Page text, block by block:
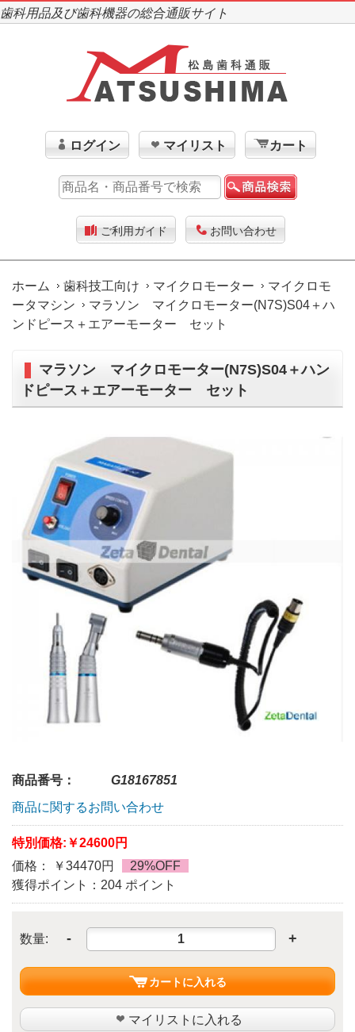
歯科用品及び歯科機器の総合通販サイト
ログイン マイリスト カート
ご利用ガイド お問い合わせ
ホーム 歯科技工向け マイクロモーター
マイクロモ
ータマシン
マラソン マイクロモーター(N7S)S04＋ハ
ンドピース＋エアーモーター セット
マラソン マイクロモーター(N7S)S04＋ハン
ドピース＋エアーモーター セット
商品番号：
G18167851
商品に関するお問い合わせ
特別価格: ￥24600円
価格： ￥34470円
29%OFF
獲得ポイント：204 ポイント
数量: - +
カートに入れる
マイリストに入れる